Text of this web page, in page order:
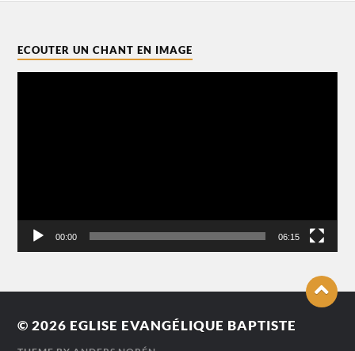
ECOUTER UN CHANT EN IMAGE
00:00 06:15
© 2026 EGLISE EVANGÉLIQUE BAPTISTE